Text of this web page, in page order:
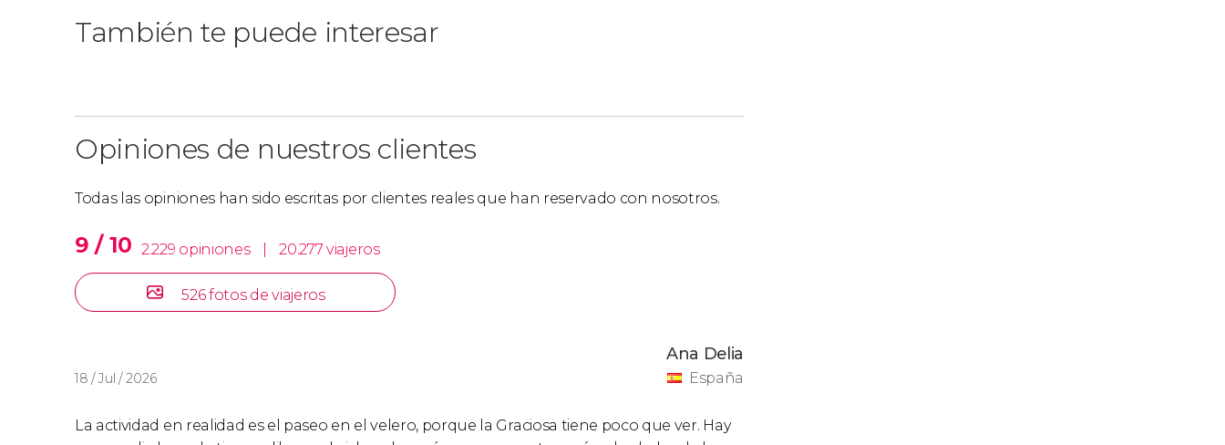
DNI en vigor.
También te puede interesar
Opiniones de nuestros clientes
Todas las opiniones han sido escritas por clientes reales que han reservado con nosotros.
9 / 10 2.229 opiniones 20.277 viajeros
526 fotos de viajeros
18 / Jul / 2026
Ana Delia
España
La actividad en realidad es el paseo en el velero, porque la Graciosa tiene poco que ver. Hay